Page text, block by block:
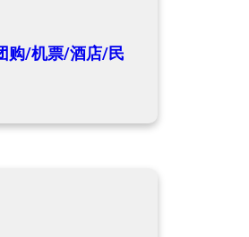
购/机票/酒店/民